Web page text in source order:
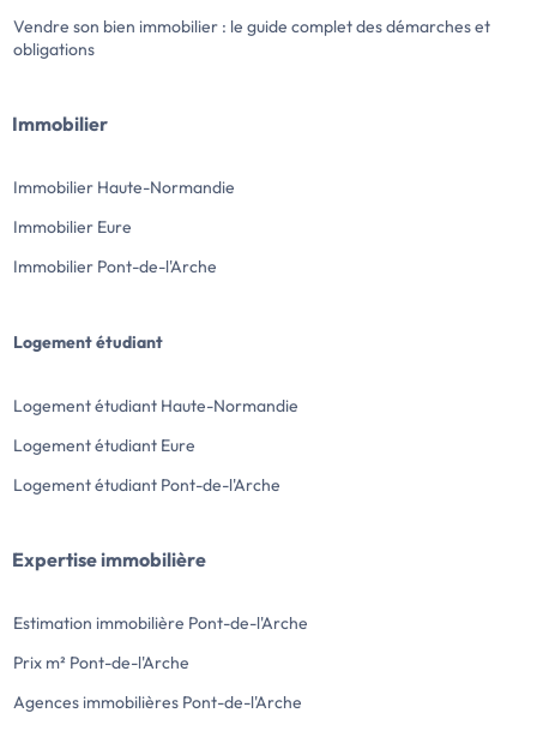
Vendre son bien immobilier : le guide complet des démarches et
obligations
Immobilier
Immobilier Haute-Normandie
Immobilier Eure
Immobilier Pont-de-l'Arche
Logement étudiant
Logement étudiant Haute-Normandie
Logement étudiant Eure
Logement étudiant Pont-de-l'Arche
Expertise immobilière
Estimation immobilière Pont-de-l'Arche
Prix m² Pont-de-l'Arche
Agences immobilières Pont-de-l'Arche